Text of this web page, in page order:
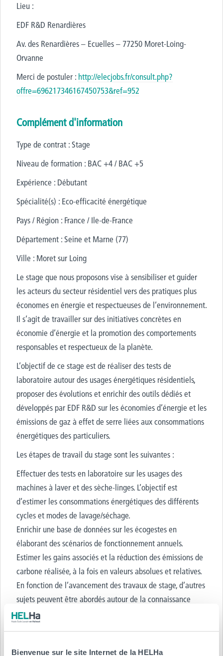
Bienvenue sur le site Internet de la HELHa
Lieu :
EDF R&D Renardières
Av. des Renardières – Ecuelles – 77250 Moret-Loing-
Orvanne
Merci de postuler : http://elecjobs.fr/consult.php?
offre=696217346167450753&ref=952
Complément d'information
Type de contrat : Stage
Niveau de formation : BAC +4 / BAC +5
Expérience : Débutant
Spécialité(s) : Eco-efficacité énergétique
Pays / Région : France / Ile-de-France
Département : Seine et Marne (77)
Ville : Moret sur Loing
Le stage que nous proposons vise à sensibiliser et guider
les acteurs du secteur résidentiel vers des pratiques plus
économes en énergie et respectueuses de l’environnement.
Il s’agit de travailler sur des initiatives concrètes en
économie d’énergie et la promotion des comportements
responsables et respectueux de la planète.
L’objectif de ce stage est de réaliser des tests de
laboratoire autour des usages énergétiques résidentiels,
proposer des évolutions et enrichir des outils dédiés et
développés par EDF R&D sur les économies d’énergie et les
émissions de gaz à effet de serre liées aux consommations
énergétiques des particuliers.
Les étapes de travail du stage sont les suivantes :
Effectuer des tests en laboratoire sur les usages des
machines à laver et des sèche-linges. L’objectif est
d’estimer les consommations énergétiques des différents
cycles et modes de lavage/séchage.
Enrichir une base de données sur les écogestes en
élaborant des scénarios de fonctionnement annuels.
Estimer les gains associés et la réduction des émissions de
carbone réalisée, à la fois en valeurs absolues et relatives.
En fonction de l’avancement des travaux de stage, d’autres
sujets peuvent être abordés autour de la connaissance
énergétique et environnementale du secteur résidentiel.